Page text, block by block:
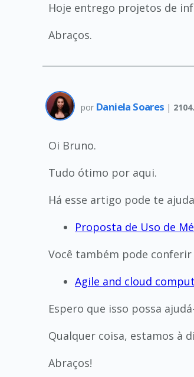
Hoje entrego projetos de
Abraços.
por Daniela Soares |
Oi Bruno.
Tudo ótimo por aqui.
Há esse artigo pode te
Proposta de Uso de
Você também pode
Agile and cloud
Espero que isso possa
Qualquer coisa, estamos à
Abraços!